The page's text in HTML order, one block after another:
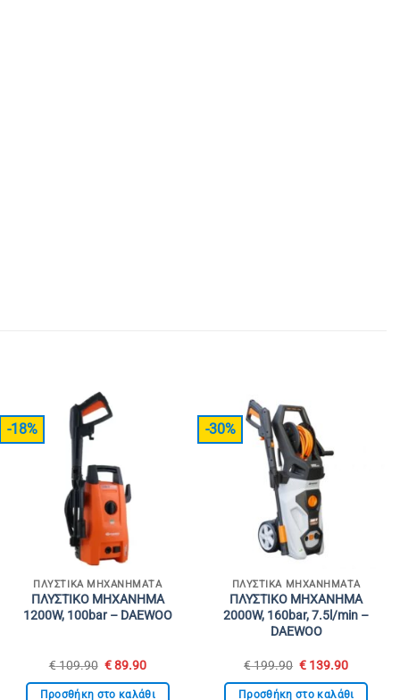
-18%
ΠΛΥΣΤΙΚΆ ΜΗΧΑΝΉΜΑΤΑ
ΠΛΥΣΤΙΚΟ ΜΗΧΑΝΗΜΑ
1200W, 100bar – DAEWOO
€109.90 Original
was:
€89.90Η
τιμή
Προσθήκη στο καλάθι
-30%
ΠΛΥΣΤΙΚΆ ΜΗΧΑΝΉΜΑΤΑ
ΠΛΥΣΤΙΚΟ ΜΗΧΑΝΗΜΑ
2000W, 160bar, 7.5l/min –
DAEWOO
€199.90 Original
was:
€ 139.90Η
τιμή
Προσθήκη στο καλάθι